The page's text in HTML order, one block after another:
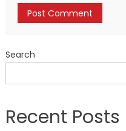
Search
Recent Posts